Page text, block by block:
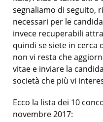
segnaliamo di seguito,
necessari per le
invece recuperabili
quindi se siete in cerca
non vi resta che
vitae e inviare la
società che più vi
Ecco la lista dei 10
novembre 2017: